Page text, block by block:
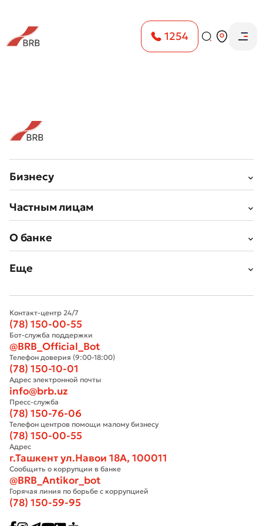
1254
Оцените качество обслуживания
Плохо
* Все поля обязательны для заполнения
Отправить
Бизнесу
Частным лицам
О банке
Еще
Контакт-центр 24/7
(78) 150-00-55
Бот-служба поддержки
@BRB_Official_Bot
Телефон доверия (9:00-18:00)
(78) 150-10-01
Адрес электронной почты
info@brb.uz
Пресс-служба
(78) 150-76-06
Телефон центров помощи малому бизнесу
(78) 150-00-55
Адрес
г.Ташкент ул.Навои 18А, 100011
Сообщить о коррупции в банке
@BRB_Antikor_bot
Горячая линия по борьбе с коррупцией
(78) 150-59-95